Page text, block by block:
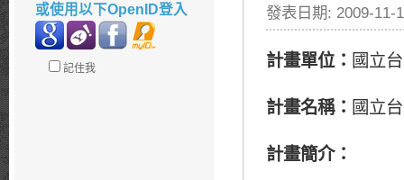
或使用以下OpenID登入
記住我
發表日期: 2009-11-
計畫單位： 國立
計畫名稱： 國立
計畫簡介：